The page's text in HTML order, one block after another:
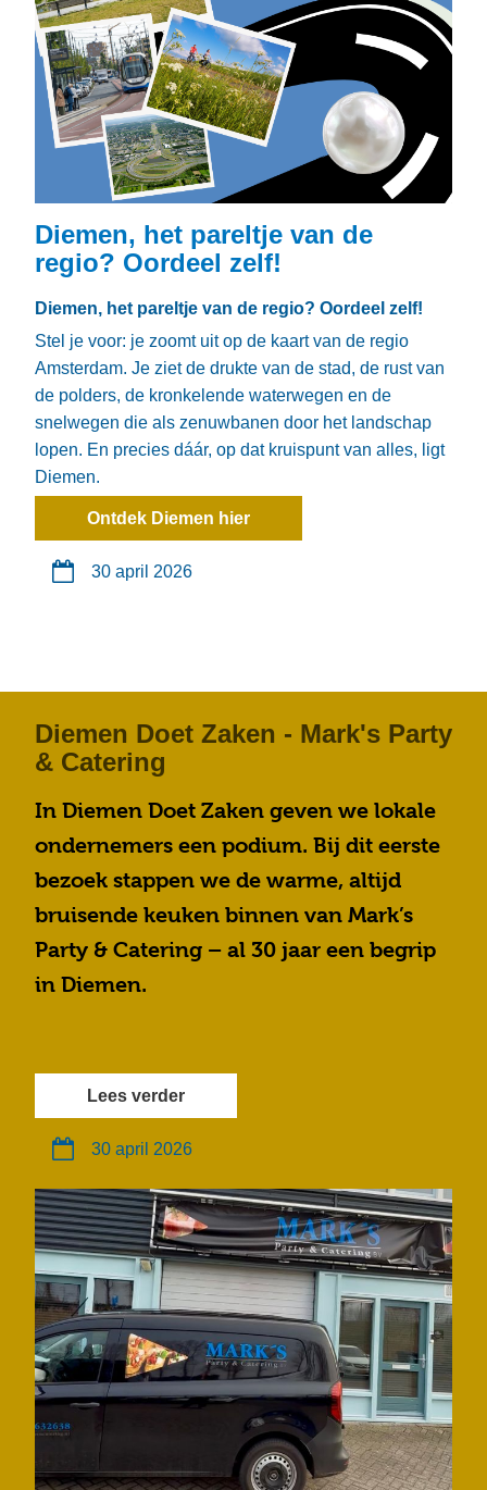
Diemen, het pareltje van de
regio? Oordeel zelf!
Diemen, het pareltje van de regio? Oordeel zelf!
Stel je voor: je zoomt uit op de kaart van de regio
Amsterdam. Je ziet de drukte van de stad, de rust van
de polders, de kronkelende waterwegen en de
snelwegen die als zenuwbanen door het landschap
lopen. En precies dáár, op dat kruispunt van alles, ligt
Diemen.
Ontdek Diemen hier
30 april 2026
Diemen Doet Zaken - Mark's Party
& Catering
In Diemen Doet Zaken geven we lokale
ondernemers een podium. Bij dit eerste
bezoek stappen we de warme, altijd
bruisende keuken binnen van Mark’s
Party & Catering – al 30 jaar een begrip
in Diemen.
Lees verder
30 april 2026